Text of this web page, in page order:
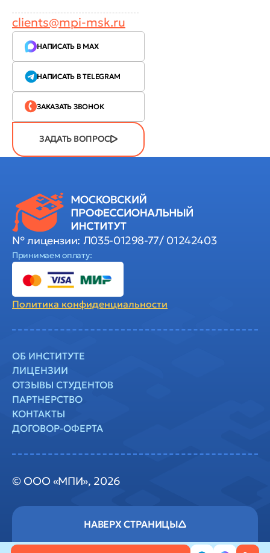
clients@mpi-msk.ru
НАПИСАТЬ В MAX
НАПИСАТЬ В TELEGRAM
ЗАКАЗАТЬ ЗВОНОК
ЗАДАТЬ ВОПРОС
№ лицензии: Л035-01298-77/ 01242403
Принимаем оплату:
Политика конфиденциальности
© ООО «МПИ», 2026
ОБ ИНСТИТУТЕ
ЛИЦЕНЗИИ
ОТЗЫВЫ СТУДЕНТОВ
ПАРТНЕРСТВО
КОНТАКТЫ
ДОГОВОР-ОФЕРТА